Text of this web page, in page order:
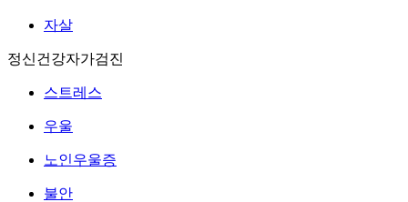
자살
정신건강자가검진
스트레스
우울
노인우울증
불안